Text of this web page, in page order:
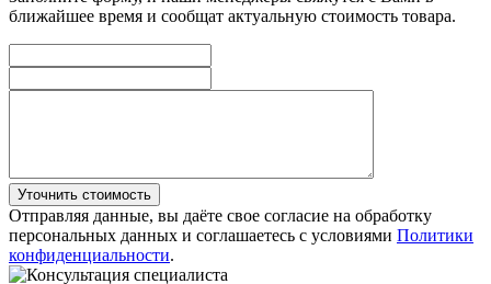
ближайшее время и сообщат актуальную стоимость товара.
Уточнить стоимость
Отправляя данные, вы даёте свое согласие на обработку
персональных данных и соглашаетесь с условиями Политики
конфиденциальности.